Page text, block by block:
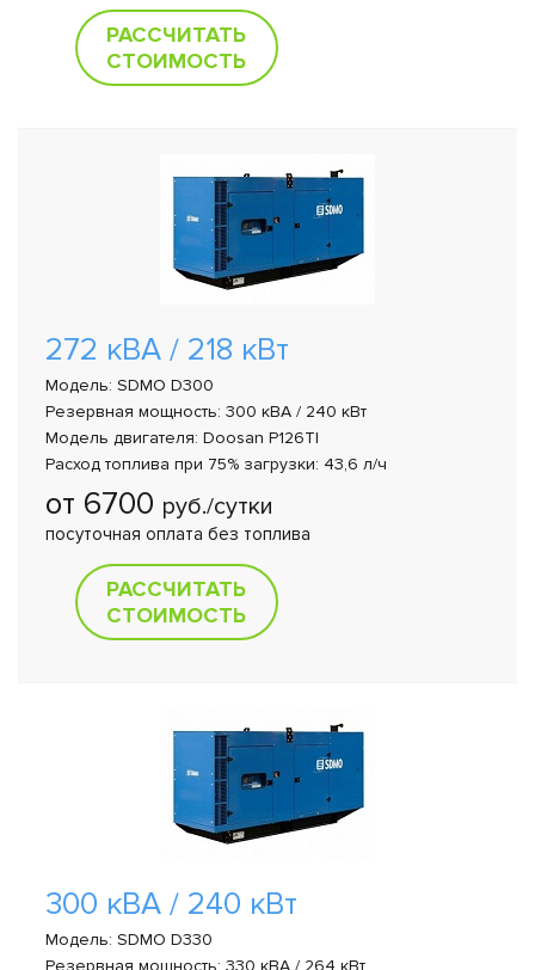
РАССЧИТАТЬ
СТОИМОСТЬ
272 кВА / 218 кВт
Модель: SDMO D300
Резервная мощность: 300 кВА / 240 кВт
Модель двигателя: Doosan P126TI
Расход топлива при 75% загрузки: 43,6 л/ч
от 6700 руб./сутки
посуточная оплата без топлива
РАССЧИТАТЬ
СТОИМОСТЬ
300 кВА / 240 кВт
Модель: SDMO D330
Резервная мощность: 330 кВА / 264 кВт